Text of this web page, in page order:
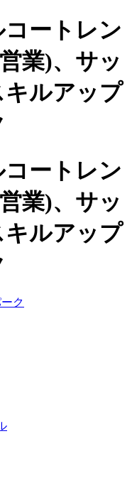
ートレン
業)、 サッ
キルアップ
ートレン
業)、サッ
キルアップ